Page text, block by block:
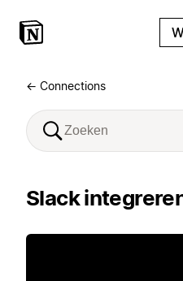
← Connections
Slack